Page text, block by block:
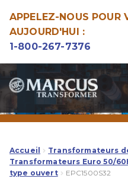
APPELEZ-NOUS POUR
AUJOURD'HUI :
1-800-267-7376
Aller
à
la
navigation
Aller
au
contenu
Accueil Transformateurs
Transformateurs Euro 50/
type ouvert
EPC1500S32